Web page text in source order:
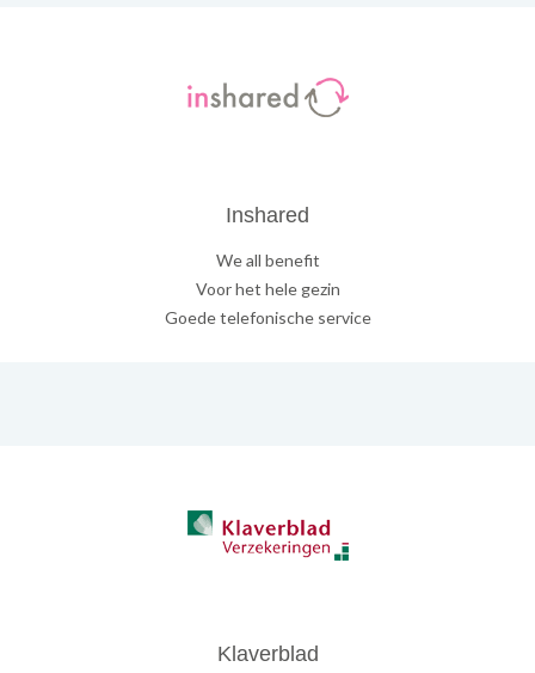
Inshared
We all benefit
Voor het hele gezin
Goede telefonische service
Klaverblad